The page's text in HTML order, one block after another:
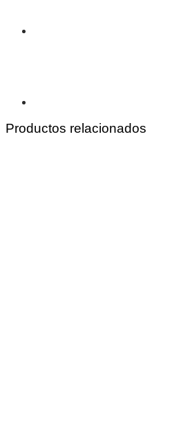
Productos relacionados